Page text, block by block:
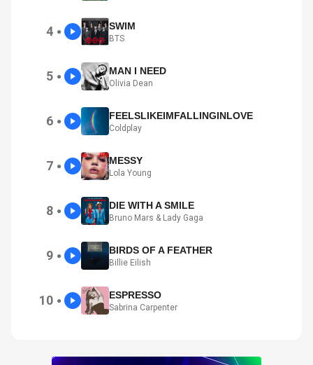
4 ● SWIM
BTS
5 ● MAN I NEED
Olivia Dean
6 ● FEELSLIKEIMFALLINGINLOVE
Coldplay
7 ● MESSY
Lola Young
8 ● DIE WITH A SMILE
Bruno Mars & Lady Gaga
9 ● BIRDS OF A FEATHER
Billie Eilish
10 ● ESPRESSO
Sabrina Carpenter